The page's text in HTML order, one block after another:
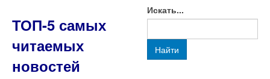
ТОП-5 самых
читаемых
новостей
Искать...
Найти